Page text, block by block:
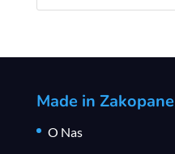
Made in Zakopane
O Nas